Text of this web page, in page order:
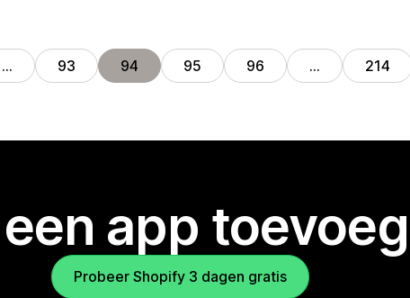
… 93 94 95 96 … 214
app
Probeer Shopify 3 dagen gratis